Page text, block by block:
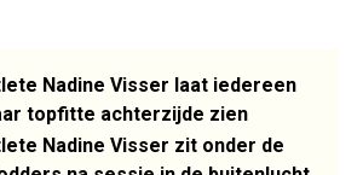
Nadine Visser laat iedereen
topfitte achterzijde zien
Nadine Visser zit onder de